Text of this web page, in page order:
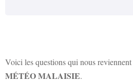
Voici les questions qui nous
MÉTÉO MALAISIE.